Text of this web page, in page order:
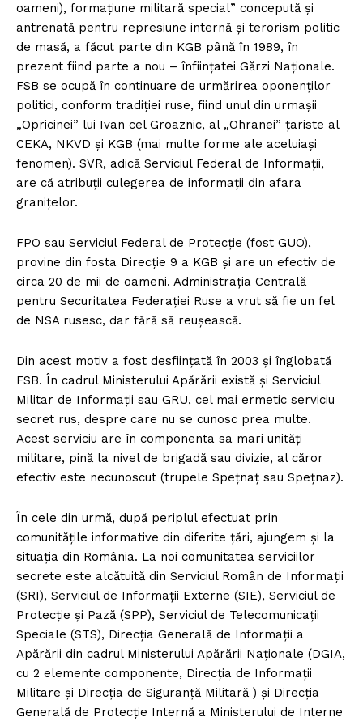
oameni), formațiune militară special” concepută și
antrenată pentru represiune internă și terorism politic
de masă, a făcut parte din KGB până în 1989, în
prezent fiind parte a nou – înființatei Gărzi Naționale.
FSB se ocupă în continuare de urmărirea oponenților
politici, conform tradiției ruse, fiind unul din urmașii
„Opricinei” lui Ivan cel Groaznic, al „Ohranei” țariste al
CEKA, NKVD și KGB (mai multe forme ale aceluiași
fenomen). SVR, adică Serviciul Federal de Informații,
are că atribuții culegerea de informații din afara
granițelor.
FPO sau Serviciul Federal de Protecție (fost GUO),
provine din fosta Direcție 9 a KGB și are un efectiv de
circa 20 de mii de oameni. Administrația Centrală
pentru Securitatea Federației Ruse a vrut să fie un fel
de NSA rusesc, dar fără să reușească.
Din acest motiv a fost desființată în 2003 și înglobată
FSB. În cadrul Ministerului Apărării există și Serviciul
Militar de Informații sau GRU, cel mai ermetic serviciu
secret rus, despre care nu se cunosc prea multe.
Acest serviciu are în componenta sa mari unități
militare, pină la nivel de brigadă sau divizie, al căror
efectiv este necunoscut (trupele Spețnaț sau Spețnaz).
În cele din urmă, după periplul efectuat prin
comunitățile informative din diferite țări, ajungem și la
situația din România. La noi comunitatea serviciilor
secrete este alcătuită din Serviciul Român de Informații
(SRI), Serviciul de Informații Externe (SIE), Serviciul de
Protecție și Pază (SPP), Serviciul de Telecomunicații
Speciale (STS), Direcția Generală de Informații a
Apărării din cadrul Ministerului Apărării Naționale (DGIA,
cu 2 elemente componente, Direcția de Informații
Militare și Direcția de Siguranță Militară ) și Direcția
Generală de Protecție Internă a Ministerului de Interne